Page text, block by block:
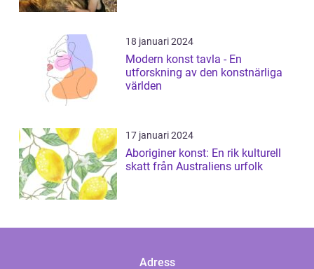
18 januari 2024
Modern konst tavla - En
utforskning av den konstnärliga
världen
17 januari 2024
Aboriginer konst: En rik kulturell
skatt från Australiens urfolk
Adress